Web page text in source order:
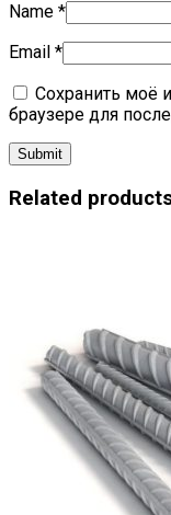
Name *
Email *
Сохранить моё
браузере для
Related